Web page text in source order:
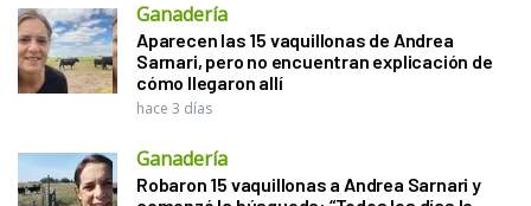
Ganadería
Aparecen las 15 vaquillonas de Andrea
Sarnari, pero no encuentran explicación de
cómo llegaron allí
hace 3 días
Ganadería
Robaron 15 vaquillonas a Andrea Sarnari y